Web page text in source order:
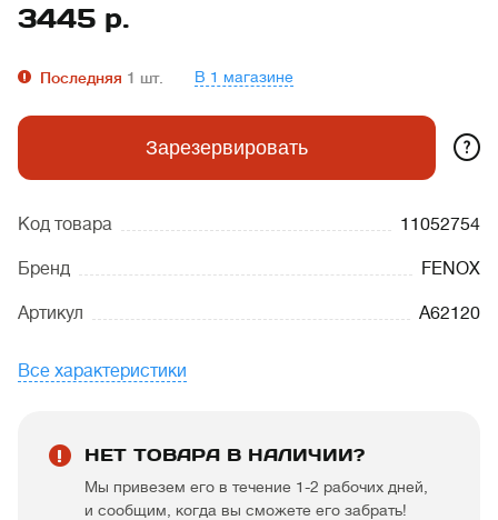
3445 р.
Последняя 1 шт. В 1 магазине
Зарезервировать ?
Код товара 11052754
Бренд FENOX
Артикул A62120
Все характеристики
НЕТ ТОВАРА В НАЛИЧИИ?
Мы привезем его в течение 1-2 рабочих дней,
и сообщим, когда вы сможете его забрать!